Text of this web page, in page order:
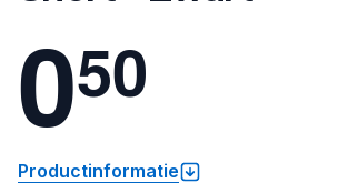
050
Productinformatie